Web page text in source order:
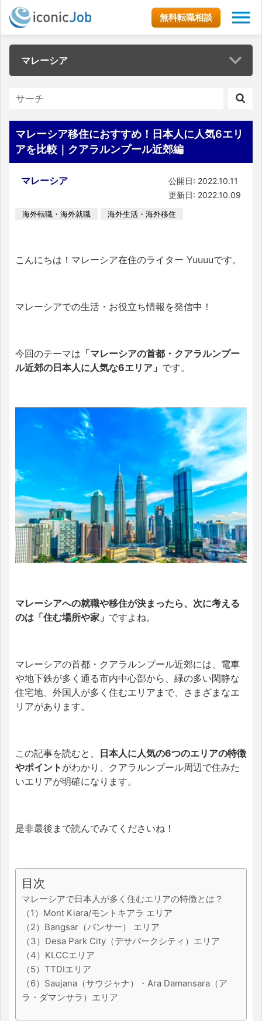
無料転職相談
マレーシア
マレーシア移住におすすめ！日本人に人気6エリ
アを比較｜クアラルンプール近郊編
マレーシア
公開日: 2022.10.11
更新日: 2022.10.09
海外転職・海外就職 海外生活・海外移住
こんにちは！マレーシア在住のライター Yuuuuです。
マレーシアでの生活・お役立ち情報を発信中！
今回のテーマは 「マレーシアの首都・クアラルンプー
ル近郊の日本人に人気な6エリア」 です。
マレーシアへの就職や移住が決まったら、次に考える
のは「住む場所や家」 ですよね。
マレーシアの首都・クアラルンプール近郊には、電車
や地下鉄が多く通る市内中心部から、緑の多い閑静な
住宅地、外国人が多く住むエリアまで、さまざまなエ
リアがあります。
この記事を読むと、 日本人に人気の6つのエリアの特徴
やポイント がわかり、クアラルンプール周辺で住みた
いエリアが明確になります。
是非最後まで読んでみてくださいね！
目次
マレーシアで日本人が多く住むエリアの特徴とは？
（1）Mont Kiara/モントキアラ エリア
（2）Bangsar（バンサー） エリア
（3）Desa Park City（デサパークシティ）エリア
（4）KLCCエリア
（5）TTDIエリア
（6）Saujana（サウジャナ）・Ara Damansara（ア
ラ・ダマンサラ）エリア